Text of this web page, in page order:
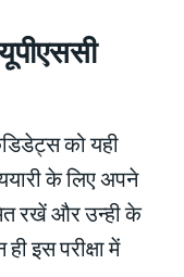
को यही
के लिए अपने
रखें और उन्ही के
इस परीक्षा में